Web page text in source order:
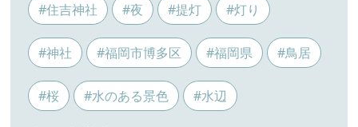
#住吉神社 #夜 #提灯 #灯り
#神社 #福岡市博多区 #福岡県 #鳥居
#桜 #水のある景色 #水辺